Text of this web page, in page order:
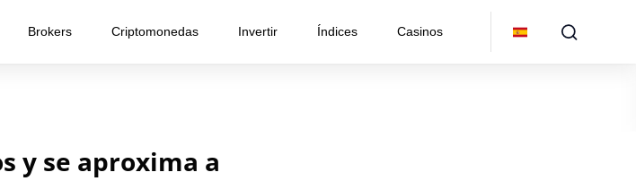
Brokers Criptomonedas Invertir Índices Casinos
y se aproxima a